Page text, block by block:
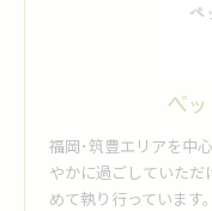
ペッ
福岡･筑豊エリアを中
やかに過ごしていた
めて執り行っています